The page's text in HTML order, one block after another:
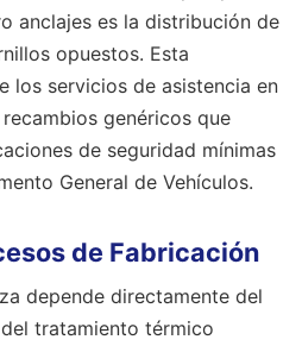
anclajes es la distribución de
opuestos. Esta
los servicios de asistencia en
genéricos que
de seguridad mínimas
General de Vehículos.
de Fabricación
depende directamente del
tratamiento térmico